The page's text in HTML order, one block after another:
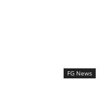
FG News